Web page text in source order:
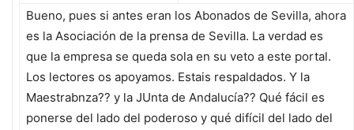
Bueno, pues si antes eran los Abonados de Sevilla, ahora
es la Asociación de la prensa de Sevilla. La verdad es
que la empresa se queda sola en su veto a este portal.
Los lectores os apoyamos. Estais respaldados. Y la
Maestrabnza?? y la JUnta de Andalucía?? Qué fácil es
ponerse del lado del poderoso y qué difícil del lado del